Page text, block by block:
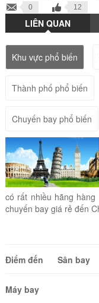
0
12
LIÊN QUAN
Khu vực phổ biến
Thành phố phổ biến
Chuyến bay phổ biến
có rất nhiều hãng
chuyến bay giá rẻ đến
Điểm đến Sân bay
Máy bay